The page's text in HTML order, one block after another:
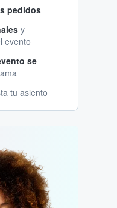
pedidos
y
evento
se
tu asiento